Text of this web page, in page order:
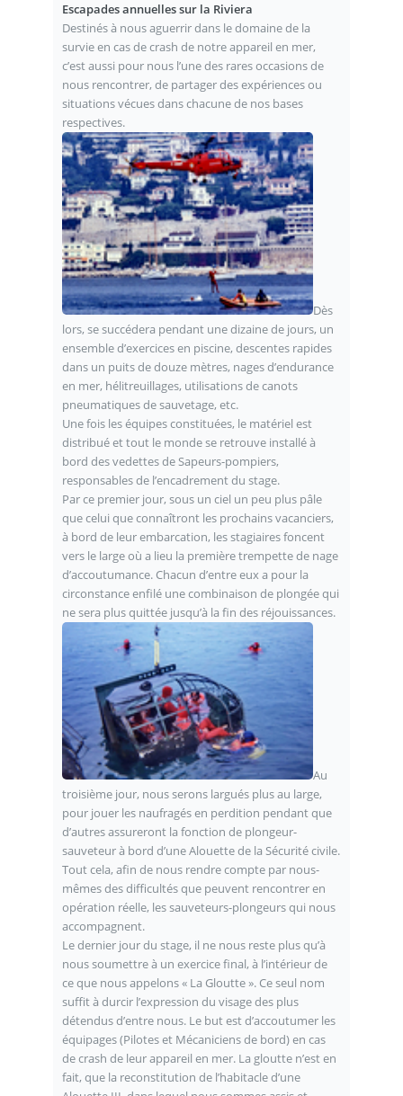
Escapades annuelles sur la Riviera
Destinés à nous aguerrir dans le domaine de la
survie en cas de crash de notre appareil en mer,
c’est aussi pour nous l’une des rares occasions de
nous rencontrer, de partager des expériences ou
situations vécues dans chacune de nos bases
respectives.
Dès
lors, se succédera pendant une dizaine de jours, un
ensemble d’exercices en piscine, descentes rapides
dans un puits de douze mètres, nages d’endurance
en mer, hélitreuillages, utilisations de canots
pneumatiques de sauvetage, etc.
Une fois les équipes constituées, le matériel est
distribué et tout le monde se retrouve installé à
bord des vedettes de Sapeurs-pompiers,
responsables de l’encadrement du stage.
Par ce premier jour, sous un ciel un peu plus pâle
que celui que connaîtront les prochains vacanciers,
à bord de leur embarcation, les stagiaires foncent
vers le large où a lieu la première trempette de nage
d’accoutumance. Chacun d’entre eux a pour la
circonstance enfilé une combinaison de plongée qui
ne sera plus quittée jusqu’à la fin des réjouissances.
Au
troisième jour, nous serons largués plus au large,
pour jouer les naufragés en perdition pendant que
d’autres assureront la fonction de plongeur-
sauveteur à bord d’une Alouette de la Sécurité civile.
Tout cela, afin de nous rendre compte par nous-
mêmes des difficultés que peuvent rencontrer en
opération réelle, les sauveteurs-plongeurs qui nous
accompagnent.
Le dernier jour du stage, il ne nous reste plus qu’à
nous soumettre à un exercice final, à l’intérieur de
ce que nous appelons « La Gloutte ». Ce seul nom
suffit à durcir l’expression du visage des plus
détendus d’entre nous. Le but est d’accoutumer les
équipages (Pilotes et Mécaniciens de bord) en cas
de crash de leur appareil en mer. La gloutte n’est en
fait, que la reconstitution de l’habitacle d’une